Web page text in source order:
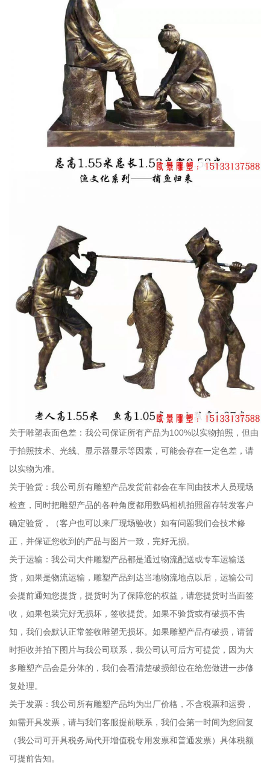
关于雕塑表面色差：我公司保证所有产品为100%以实物拍照，但由
于拍照技术、光线、显示器显示等因素，可能会存在一定色差，请
以实物为准。
关于验货：我公司所有雕塑产品发货前都会在车间由技术人员现场
检查，同时把雕塑产品的各种角度都用数码相机拍照留存转发客户
确定验货，（客户也可以来厂现场验收）如有问题我们会技术修
正，并保证您收到的产品与图片一致，完好无损。
关于运输：我公司大件雕塑产品都是通过物流配送或专车运输送
货，如果是物流运输，雕塑产品到达当地物流地点以后，运输公司
会提前通知您提货，提货时为了保障您的权益，请您提货时当面签
收，如果包装完好无损坏，签收提货。如果不验货或有破损不告
知，我们会默认正常签收雕塑无损坏。如果雕塑产品有破损，请暂
时拒收并拍下图片与我公司联系，我公司认可后方可提货，因为大
多雕塑产品会是分体的，我们会看清楚破损部位在给您做进一步修
复处理。
关于发票：我公司所有雕塑产品均为出厂价格，不含税票和运费，
如需开具发票，请与我们客服提前联系，我们会第一时间为您回复
（我公司可开具税务局代开增值税专用发票和普通发票）具体税额
可提前告知。